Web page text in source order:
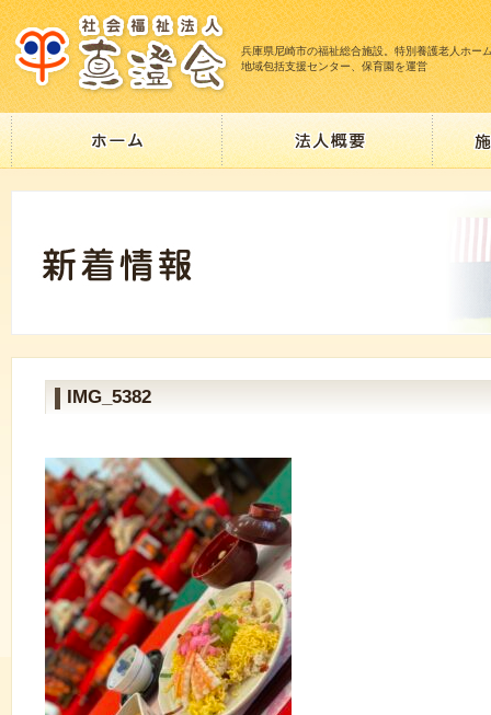
兵庫県尼崎市の福祉総合施設。特別養護老人ホー
地域包括支援センター、保育園を運営
IMG_5382